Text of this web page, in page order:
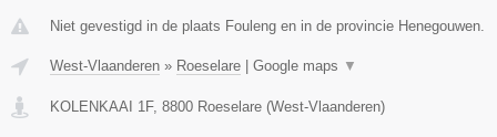
Niet gevestigd in de plaats Fouleng en in de provincie Henegouwen.
West-Vlaanderen » Roeselare | Google maps ▼
KOLENKAAI 1F, 8800 Roeselare (West-Vlaanderen)